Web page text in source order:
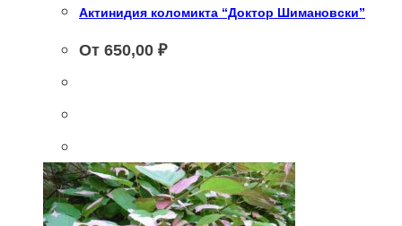
на
странице
выбрать
на
странице
товара.
Актинидия коломикта “Доктор Шимановски”
От 650,00 ₽